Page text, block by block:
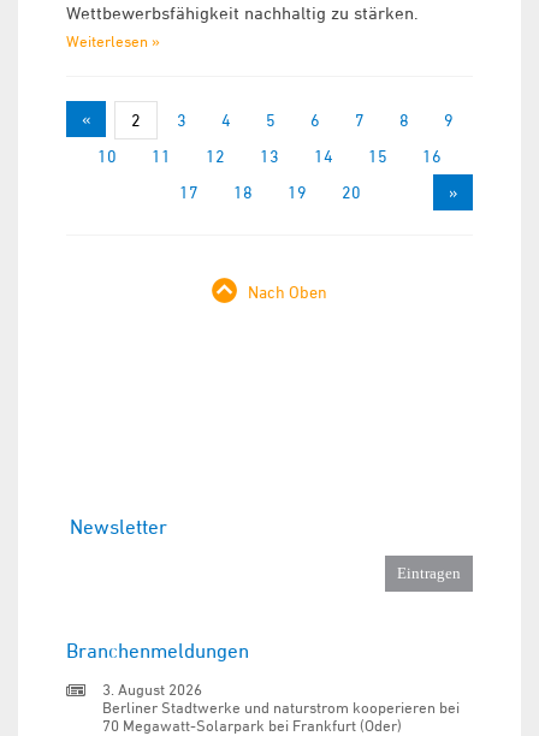
Wettbewerbsfähigkeit nachhaltig zu stärken.
Weiterlesen »
«1 2 3 4 5 6 7 8
9
10
11 12 13 14 15
16
17
18 19 20 »
Nach Oben
Newsletter
Branchenmeldungen
3. August 2026
Berliner Stadtwerke und naturstrom kooperieren bei
70 Megawatt-Solarpark bei Frankfurt (Oder)